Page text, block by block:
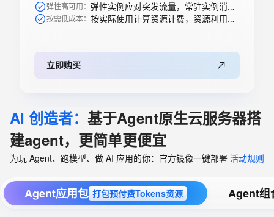
弹性高可用： 弹性实例应对突发流量，常驻实例消除冷启动
按需低成本： 按实际使用计算资源计费，资源利用率高
立即购买
AI 创造者： 基于Agent原生云服务器搭
建agent，更简单更便宜
为玩 Agent、跑模型、做 AI 应用的你：官方镜像一键部署 活动规则
Agent应用包 打包预付费Tokens资源 Agent组